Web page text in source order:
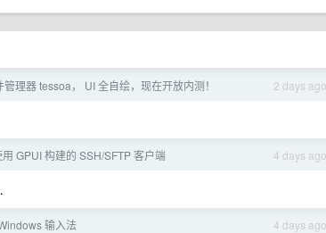
2 days ago
理器 tessoa， UI 全自绘，现在开放内测！
4 days ago
GPUI 构建的 SSH/SFTP 客户端
4 days ago
输入法